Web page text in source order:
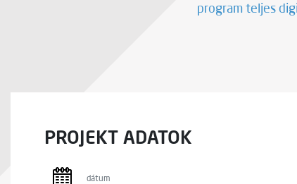
program teljes
PROJEKT ADATOK
dátum